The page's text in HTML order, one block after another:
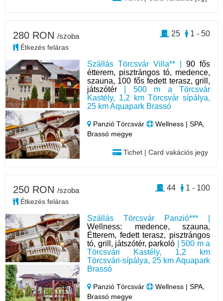
Szállás Törcsvár Villa** |90 fős
étterem, pisztrángos tó, medence,
szauna, 100 fős fedett terasz, grill,
játszótér | 500 m a Törcsvár
Kastély, 1,2 km Törcsvár sípálya,
25 km Aquapark Brassó
Panzió Törcsvár
Wellness | SPA,
Brassó megye
Tichet | Card vakációs jegy
280 RON /szoba
Étkezés feláras
1 - 50
25
Szállás Törcsvár Panzió*** |
Wellness: medence, szauna,
Étterem, fedett terasz, pisztrángos
tó, grill, játszótér, parkoló | 500 m a
Törcsvári Kastély, 1,2 km
Törcsvári-sípálya, 25 km Aquapark
Brassó
Panzió Törcsvár
Wellness | SPA,
Brassó megye
250 RON /szoba
Étkezés feláras
1 - 100
44